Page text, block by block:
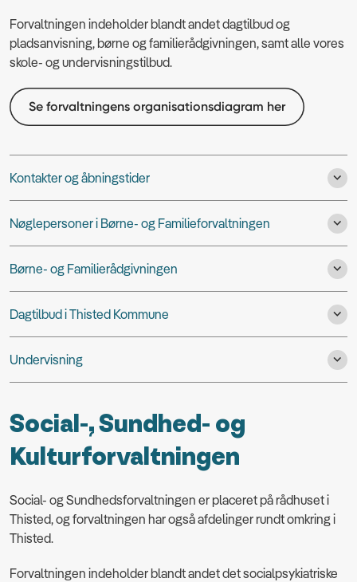
Forvaltningen indeholder blandt andet dagtilbud og
pladsanvisning, børne og familierådgivningen, samt alle vores
skole- og undervisningstilbud.
Se forvaltningens organisationsdiagram her
Kontakter og åbningstider
Nøglepersoner i Børne- og Familieforvaltningen
Børne- og Familierådgivningen
Dagtilbud i Thisted Kommune
Undervisning
Social-, Sundhed- og
Kulturforvaltningen
Social- og Sundhedsforvaltningen er placeret på rådhuset i
Thisted, og forvaltningen har også afdelinger rundt omkring i
Thisted.
Forvaltningen indeholder blandt andet det socialpsykiatriske